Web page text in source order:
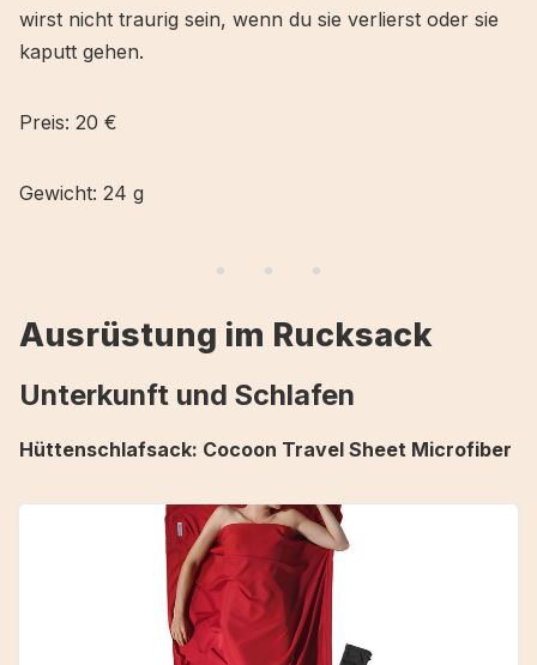
wirst nicht traurig sein, wenn du sie verlierst oder sie
kaputt gehen.
Preis: 20 €
Gewicht: 24 g
Ausrüstung im Rucksack
Unterkunft und Schlafen
Hüttenschlafsack: Cocoon Travel Sheet Microfiber